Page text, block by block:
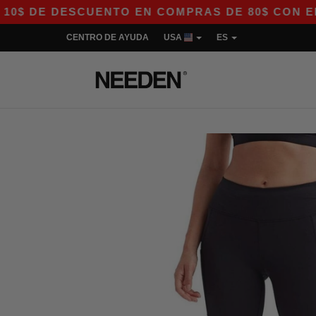
DESCUENTO EN COMPRAS DE 80$ CON EL
CENTRO DE AYUDA USA ES